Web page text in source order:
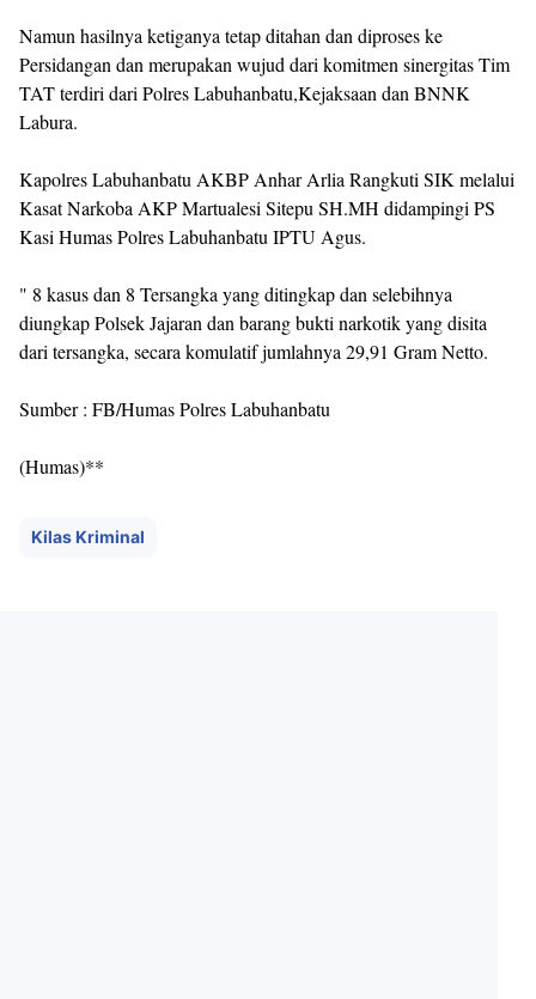
Namun hasilnya ketiganya tetap ditahan dan diproses ke
Persidangan dan merupakan wujud dari komitmen sinergitas Tim
TAT terdiri dari Polres Labuhanbatu,Kejaksaan dan BNNK
Labura.
Kapolres Labuhanbatu AKBP Anhar Arlia Rangkuti SIK melalui
Kasat Narkoba AKP Martualesi Sitepu SH.MH didampingi PS
Kasi Humas Polres Labuhanbatu IPTU Agus.
" 8 kasus dan 8 Tersangka yang ditingkap dan selebihnya
diungkap Polsek Jajaran dan barang bukti narkotik yang disita
dari tersangka, secara komulatif jumlahnya 29,91 Gram Netto.
Sumber : FB/Humas Polres Labuhanbatu
(Humas)**
Kilas Kriminal